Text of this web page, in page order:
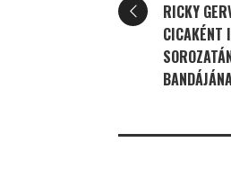
RICKY
CICAKÉNT